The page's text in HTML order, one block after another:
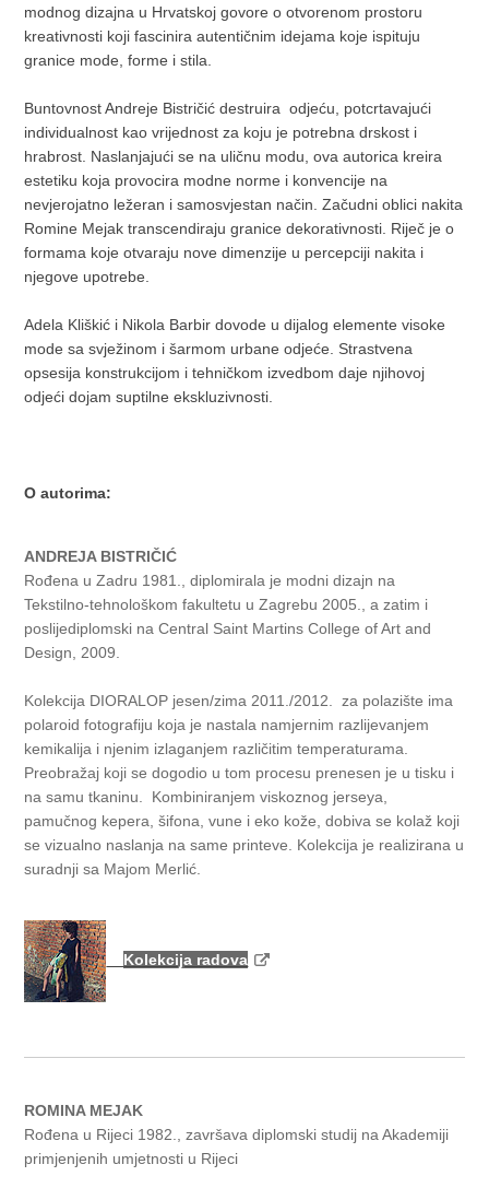
modnog dizajna u Hrvatskoj govore o otvorenom prostoru
kreativnosti koji fascinira autentičnim idejama koje ispituju
granice mode, forme i stila.
Buntovnost Andreje Bistričić destruira odjeću, potcrtavajući
individualnost kao vrijednost za koju je potrebna drskost i
hrabrost. Naslanjajući se na uličnu modu, ova autorica kreira
estetiku koja provocira modne norme i konvencije na
nevjerojatno ležeran i samosvjestan način. Začudni oblici nakita
Romine Mejak transcendiraju granice dekorativnosti. Riječ je o
formama koje otvaraju nove dimenzije u percepciji nakita i
njegove upotrebe.
Adela Kliškić i Nikola Barbir dovode u dijalog elemente visoke
mode sa svježinom i šarmom urbane odjeće. Strastvena
opsesija konstrukcijom i tehničkom izvedbom daje njihovoj
odjeći dojam suptilne ekskluzivnosti.
O autorima:
ANDREJA BISTRIČIĆ
Rođena u Zadru 1981., diplomirala je modni dizajn na
Tekstilno-tehnološkom fakultetu u Zagrebu 2005., a zatim i
poslijediplomski na Central Saint Martins College of Art and
Design, 2009.
Kolekcija DIORALOP jesen/zima 2011./2012. za polazište ima
polaroid fotografiju koja je nastala namjernim razlijevanjem
kemikalija i njenim izlaganjem različitim temperaturama.
Preobražaj koji se dogodio u tom procesu prenesen je u tisku i
na samu tkaninu. Kombiniranjem viskoznog jerseya,
pamučnog kepera, šifona, vune i eko kože, dobiva se kolaž koji
se vizualno naslanja na same printeve. Kolekcija je realizirana u
suradnji sa Majom Merlić.
Kolekcija radova
ROMINA MEJAK
Rođena u Rijeci 1982., završava diplomski studij na Akademiji
primjenjenih umjetnosti u Rijeci